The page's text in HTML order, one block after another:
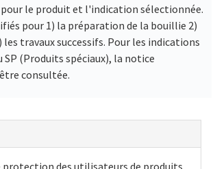
le produit et l'indication sélectionnée.
pour 1) la préparation de la bouillie 2)
travaux successifs. Pour les indications
SP (Produits spéciaux), la notice
consultée.
protection des utilisateurs de produits